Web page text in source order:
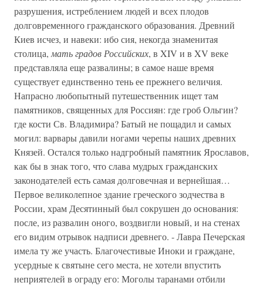
разрушения, истреблением людей и всех плодов
долговременного гражданского образования. Древний
Киев исчез, и навеки: ибо сия, некогда знаменитая
столица, мать градов Российских, в XIV и в XV веке
представляла еще развалины; в самое наше время
существует единственно тень ее прежнего величия.
Напрасно любопытный путешественник ищет там
памятников, священных для Россиян: где гроб Ольгин?
где кости Св. Владимира? Батый не пощадил и самых
могил: варвары давили ногами черепы наших древних
Князей. Остался только надгробный памятник Ярославов,
как бы в знак того, что слава мудрых гражданских
законодателей есть самая долговечная и вернейшая…
Первое великолепное здание греческого зодчества в
России, храм Десятинный был сокрушен до основания:
после, из развалин оного, воздвигли новый, и на стенах
его видим отрывок надписи древнего. - Лавра Печерская
имела ту же участь. Благочестивые Иноки и граждане,
усердные к святыне сего места, не хотели впустить
неприятелей в ограду его: Моголы таранами отбили